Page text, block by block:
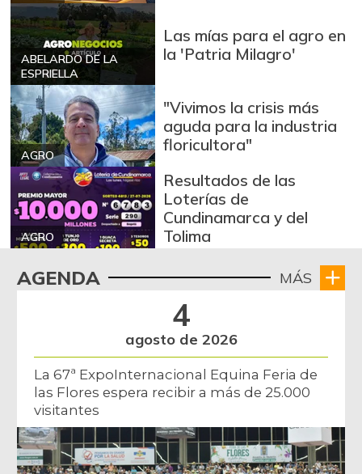
ABELARDO DE LA
ESPRIELLA
Las mías para el agro en
la 'Patria Milagro'
AGRO
"Vivimos la crisis más
aguda para la industria
floricultora"
AGRO
Resultados de las
Loterías de
Cundinamarca y del
Tolima
AGENDA MÁS
4
agosto de 2026
La 67ª ExpoInternacional Equina Feria de
las Flores espera recibir a más de 25.000
visitantes